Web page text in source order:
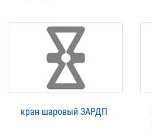
кран шаровый ЗАРДП